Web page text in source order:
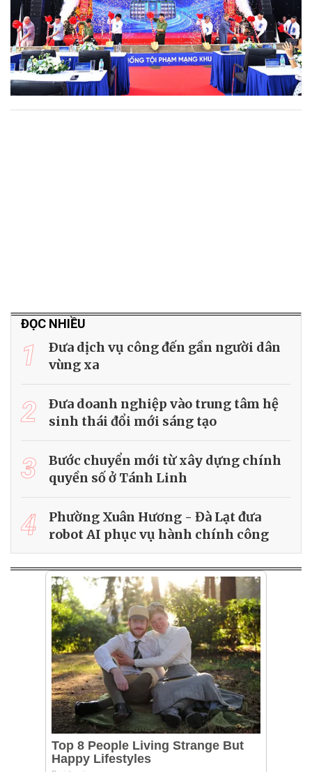
ĐỌC NHIỀU
1
Ðưa dịch vụ công đến gần người dân
vùng xa
2
Ðưa doanh nghiệp vào trung tâm hệ
sinh thái đổi mới sáng tạo
3
Bước chuyển mới từ xây dựng chính
quyền số ở Tánh Linh
4
Phường Xuân Hương - Đà Lạt đưa
robot AI phục vụ hành chính công